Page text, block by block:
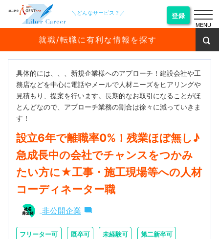
＼どんなサービス？／ 登録
就職/転職に有利な情報を探す
具体的には、、、新規企業様へのアプローチ！建設会社や工
務店などを中心に電話やメールで人材ニーズをヒアリングや
見積もり、提案を行います。長期的なお取引になることがほ
とんどなので、アプローチ業務の割合は徐々に減っていきま
す！
設立6年で離職率0%！残業ほぼ無し♪
急成長中の会社でチャンスをつかみ
たい方に★工事・施工現場等への人材
コーディネーター職
非公開企業
フリーター可 既卒可 未経験可 第二新卒可
MENU